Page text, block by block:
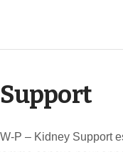
P – Kidney Support